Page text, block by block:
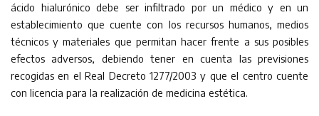
ácido hialurónico debe ser infiltrado por un médico y en un
establecimiento que cuente con los recursos humanos, medios
técnicos y materiales que permitan hacer frente a sus posibles
efectos adversos, debiendo tener en cuenta las previsiones
recogidas en el Real Decreto 1277/2003 y que el centro cuente
con licencia para la realización de medicina estética.